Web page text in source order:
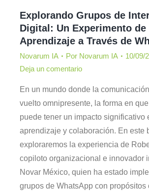
Explorando Grupos de
Digital: Un Experimento de
Aprendizaje a Través de
Novarum IA Por Novarum IA
10/09/
Deja un comentario
En un mundo donde la
vuelto omnipresente, la forma en
puede tener un impacto significativo
aprendizaje y colaboración. En este
exploraremos la experiencia de
copiloto organizacional e innovador
Novar México, quien ha estado
grupos de WhatsApp con propósitos